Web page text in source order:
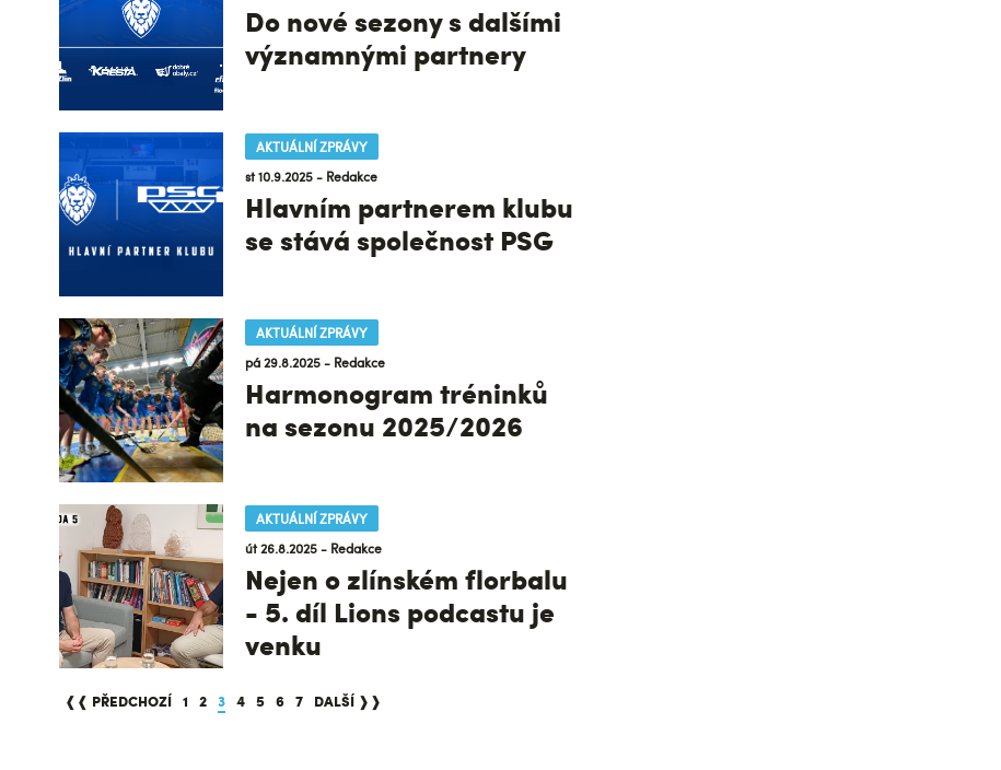
Do nové sezony s dalšími
významnými partnery
AKTUÁLNÍ ZPRÁVY
st 10.9.2025 - Redakce
Hlavním partnerem klubu
se stává společnost PSG
AKTUÁLNÍ ZPRÁVY
pá 29.8.2025 - Redakce
Harmonogram tréninků
na sezonu 2025/2026
AKTUÁLNÍ ZPRÁVY
út 26.8.2025 - Redakce
Nejen o zlínském florbalu
- 5. díl Lions podcastu je
venku
❰❰ PŘEDCHOZÍ 1 2 3 4 5 6 7 DALŠÍ ❱❱